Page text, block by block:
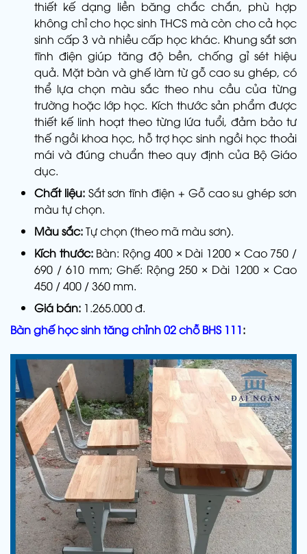
thiết kế dạng liền băng chắc chắn, phù hợp
không chỉ cho học sinh THCS mà còn cho cả học
sinh cấp 3 và nhiều cấp học khác. Khung sắt sơn
tĩnh điện giúp tăng độ bền, chống gỉ sét hiệu
quả. Mặt bàn và ghế làm từ gỗ cao su ghép, có
thể lựa chọn màu sắc theo nhu cầu của từng
trường hoặc lớp học. Kích thước sản phẩm được
thiết kế linh hoạt theo từng lứa tuổi, đảm bảo tư
thế ngồi khoa học, hỗ trợ học sinh ngồi học thoải
mái và đúng chuẩn theo quy định của Bộ Giáo
dục.
Chất liệu: Sắt sơn tĩnh điện + Gỗ cao su ghép sơn
màu tự chọn.
Màu sắc:Tự chọn (theo mã màu sơn).
Kích thước: Bàn: Rộng 400 × Dài 1200 × Cao 750 /
690 / 610 mm; Ghế: Rộng 250 × Dài 1200 × Cao
450 / 400 / 360 mm.
Giá bán: 1.265.000 đ.
Bàn ghế học sinh tăng chỉnh 02 chỗ BHS 111: